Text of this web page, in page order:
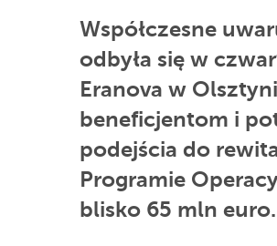
Współczesne
odbyła się w
Eranova w
beneficjentom i
podejścia do
Programie
blisko 65 mln euro.